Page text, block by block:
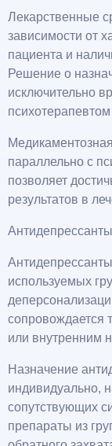
Лекарственные
зависимости от
пациента и
Решение о
исключительно
параллельно с
позволяет
результатов в
Антидепрессанты
используемых
сопровождается
или внутренним
Назначение
индивидуально,
сопутствующих
препараты из